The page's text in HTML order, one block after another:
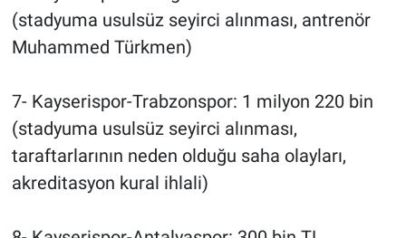
(stadyuma usulsüz seyirci alınması, antrenör
Muhammed Türkmen)
7- Kayserispor-Trabzonspor: 1 milyon 220 bin
(stadyuma usulsüz seyirci alınması,
taraftarlarının neden olduğu saha olayları,
akreditasyon kural ihlali)